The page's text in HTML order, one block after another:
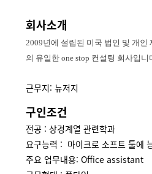
회사소개
2009년에 설립된 미국 법인 및 개인
의 유일한 one stop 컨설팅 회사입니
근무지: 뉴저지
구인조건
전공 : 상경계열 관련학과
요구능력 : 마이크로 소프트 툴에
주요 업무내용: Office assistant